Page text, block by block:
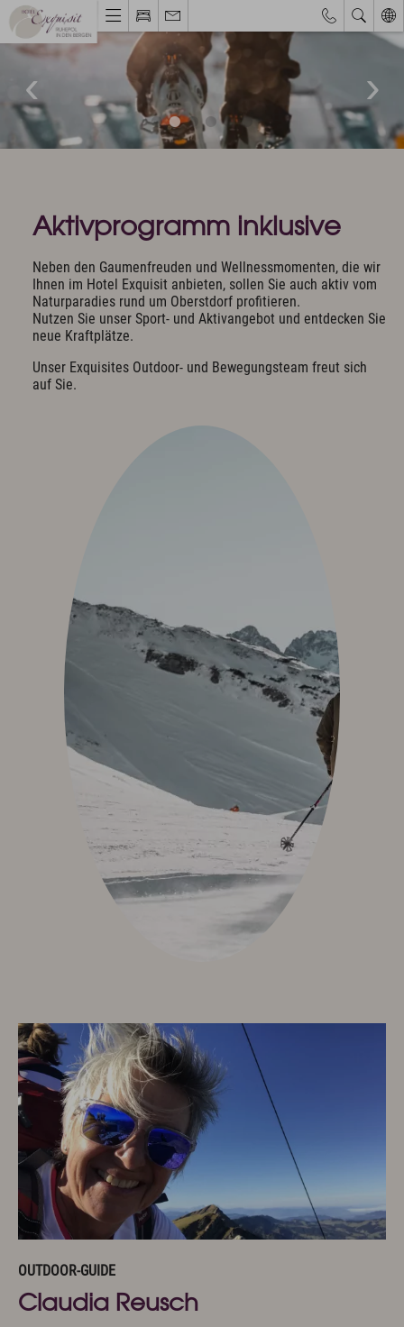
Webcams & Wetterbericht Eventkalender
Hotel & Ruhepol
Bilder & Impressionen
Hotelbewertungen
Zimmer & Angebote
Bestpreisgarantie
Zimmer, Suiten & Preise
Inklusivleistungen
Allgäu Walser Pass Premium
Kulinarik & Genuss
Wellness & Spa
Philosophie
Übersichtsplan & Öffnungszeiten
Spa Anwendungen
Ruheoasen
Exquisit Garten
Sport & Aktiv
Golf mit Ausblick
Aktivprogramm inklusive
Fahrradverleih
Eventkalender
Exquisit Eisgala
Allgäuer Abend
Musik im Hotel
Kunst im Hotel
Info & Service
Kontakt
Anreise
Wissenswertes & AGB
Hotelgutschein
Aktivprogramm inklusive
Neben den Gaumenfreuden und Wellnessmomenten, die wir
Ihnen im Hotel Exquisit anbieten, sollen Sie auch aktiv vom
Naturparadies rund um Oberstdorf profitieren.
Nutzen Sie unser Sport- und Aktivangebot und entdecken Sie
neue Kraftplätze.
Unser Exquisites Outdoor- und Bewegungsteam freut sich
auf Sie.
OUTDOOR-GUIDE
Claudia Reusch